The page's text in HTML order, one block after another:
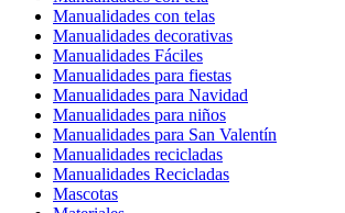
Manualidades con telas
Manualidades decorativas
Manualidades Fáciles
Manualidades para fiestas
Manualidades para Navidad
Manualidades para niños
Manualidades para San Valentín
Manualidades recicladas
Manualidades Recicladas
Mascotas